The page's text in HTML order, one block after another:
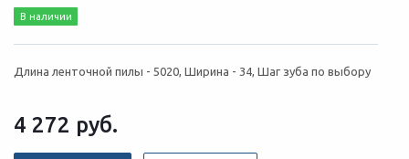
В наличии
Длина ленточной пилы - 5020, Ширина - 34, Шаг зуба по выбору
4 272 руб.